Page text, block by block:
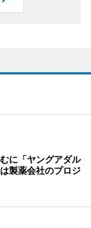
に「ヤングアダル
製薬会社のプロジ